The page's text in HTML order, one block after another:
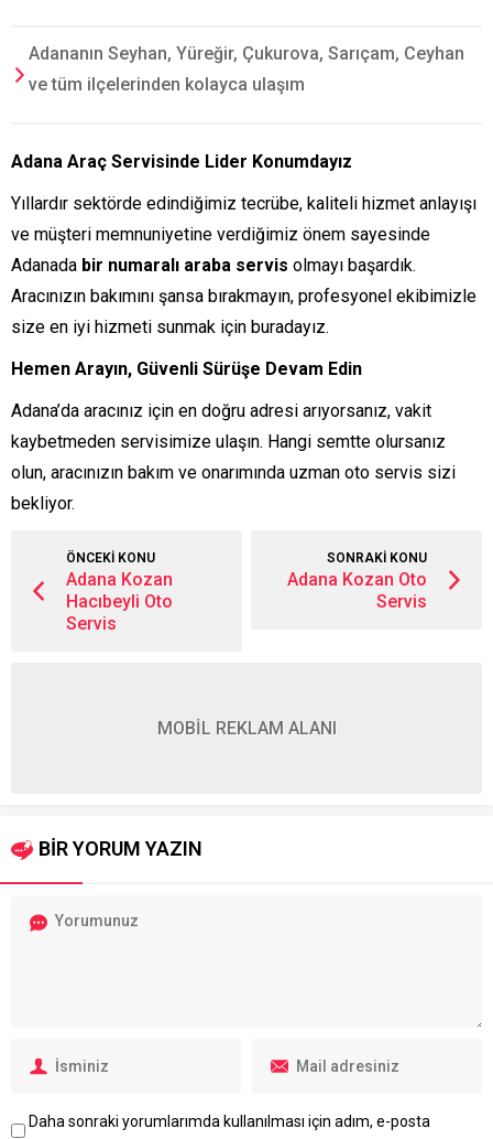
Adananın Seyhan, Yüreğir, Çukurova, Sarıçam, Ceyhan
ve tüm ilçelerinden kolayca ulaşım
Adana Araç Servisinde Lider Konumdayız
Yıllardır sektörde edindiğimiz tecrübe, kaliteli hizmet anlayışı
ve müşteri memnuniyetine verdiğimiz önem sayesinde
Adanada bir numaralı araba servis olmayı başardık.
Aracınızın bakımını şansa bırakmayın, profesyonel ekibimizle
size en iyi hizmeti sunmak için buradayız.
Hemen Arayın, Güvenli Sürüşe Devam Edin
Adana’da aracınız için en doğru adresi arıyorsanız, vakit
kaybetmeden servisimize ulaşın. Hangi semtte olursanız
olun, aracınızın bakım ve onarımında uzman oto servis sizi
bekliyor.
ÖNCEKİ KONU
Adana Kozan
Hacıbeyli Oto
Servis
SONRAKİ KONU
Adana Kozan Oto
Servis
MOBİL REKLAM ALANI
BİR YORUM YAZIN
Daha sonraki yorumlarımda kullanılması için adım, e-posta